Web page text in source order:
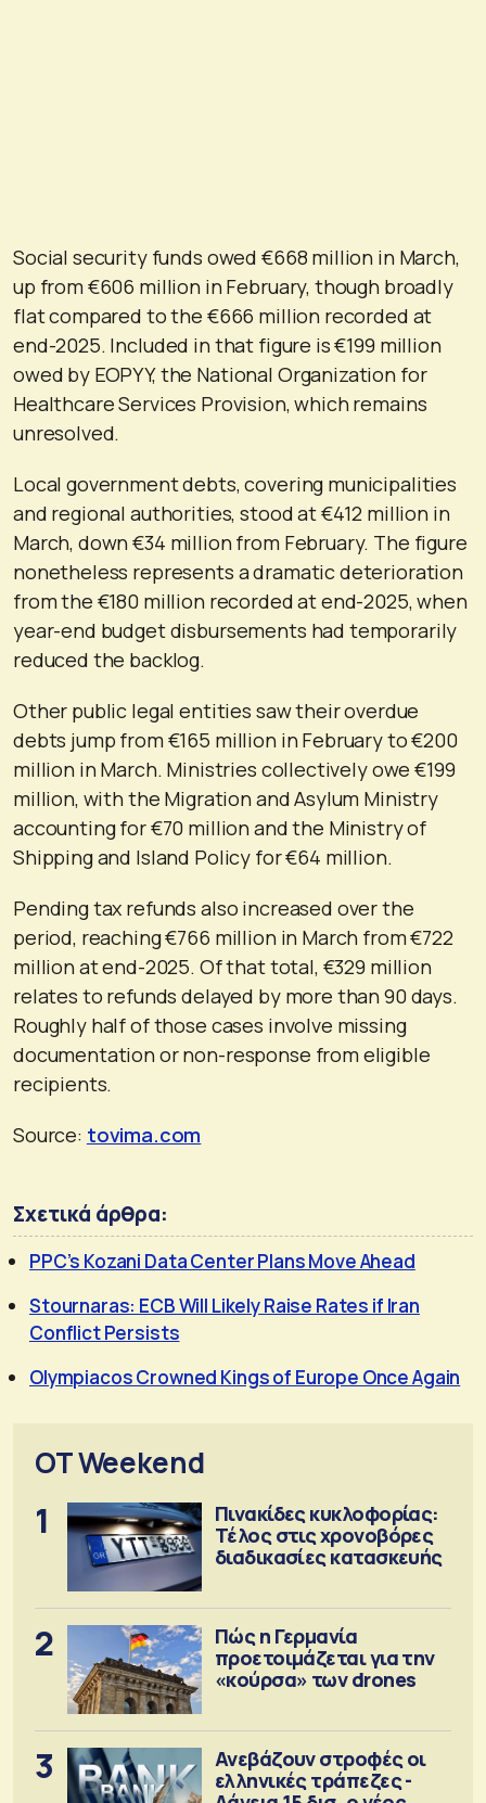
Social security funds owed €668 million in March,
up from €606 million in February, though broadly
flat compared to the €666 million recorded at
end-2025. Included in that figure is €199 million
owed by EOPYY, the National Organization for
Healthcare Services Provision, which remains
unresolved.
Local government debts, covering municipalities
and regional authorities, stood at €412 million in
March, down €34 million from February. The figure
nonetheless represents a dramatic deterioration
from the €180 million recorded at end-2025, when
year-end budget disbursements had temporarily
reduced the backlog.
Other public legal entities saw their overdue
debts jump from €165 million in February to €200
million in March. Ministries collectively owe €199
million, with the Migration and Asylum Ministry
accounting for €70 million and the Ministry of
Shipping and Island Policy for €64 million.
Pending tax refunds also increased over the
period, reaching €766 million in March from €722
million at end-2025. Of that total, €329 million
relates to refunds delayed by more than 90 days.
Roughly half of those cases involve missing
documentation or non-response from eligible
recipients.
Source: tovima.com
Σχετικά άρθρα:
PPC’s Kozani Data Center Plans Move Ahead
Stournaras: ECB Will Likely Raise Rates if Iran
Conflict Persists
Olympiacos Crowned Kings of Europe Once Again
OT Weekend
1
Πινακίδες κυκλοφορίας:
Τέλος στις χρονοβόρες
διαδικασίες κατασκευής
2
Πώς η Γερμανία
προετοιμάζεται για την
«κούρσα» των drones
3
Ανεβάζουν στροφές οι
ελληνικές τράπεζες -